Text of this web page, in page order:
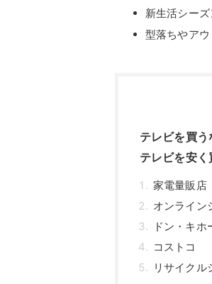
新生活シー
型落ちやア
テレビを買う
テレビを安く
家電量販店
オンライン
ドン・キホ
コストコ
リサイクル